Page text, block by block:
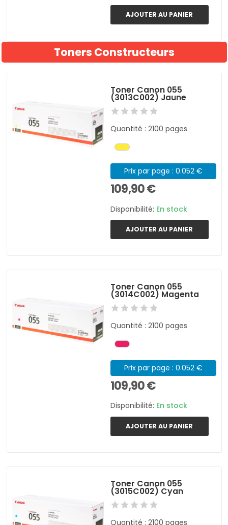
AJOUTER AU PANIER
Toners Constructeurs
Toner Canon 055
(3013C002) Jaune
Quantité : 2100 pages
Prix par page : 0.052 €
109,90 €
Disponibilité: En stock
AJOUTER AU PANIER
Toner Canon 055
(3014C002) Magenta
Quantité : 2100 pages
Prix par page : 0.052 €
109,90 €
Disponibilité: En stock
AJOUTER AU PANIER
Toner Canon 055
(3015C002) Cyan
Quantité : 2100 pages